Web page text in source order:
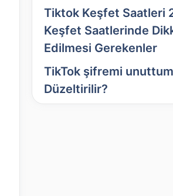
Tiktok Keşfet Saatleri
Keşfet Saatlerinde
Edilmesi Gerekenler
TikTok şifremi
Düzeltirilir?